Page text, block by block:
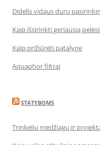
Didelis vidaus durų
Kaip išsirinkti geriausią
Kaip prižiūrėti patalynę
Aquaphor filtrai
STATYBOMS
Trinkelių medžiagų ir